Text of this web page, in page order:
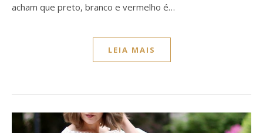
acham que preto, branco e vermelho é…
LEIA MAIS